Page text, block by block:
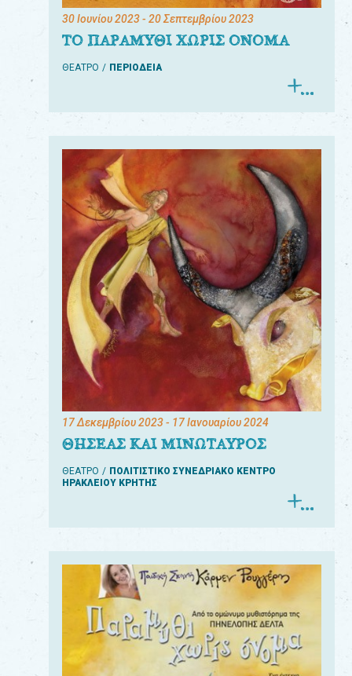
30 Ιουνίου 2023- 20 Σεπτεμβρίου 2023
ΤΟ ΠΑΡΑΜΥΘΙ ΧΩΡΙΣ ΟΝΟΜΑ
ΘΕΑΤΡΟ ΠΕΡΙΟΔΕΙΑ
17 Δεκεμβρίου 2023- 17 Ιανουαρίου 2024
ΘΗΣΕΑΣ ΚΑΙ ΜΙΝΩΤΑΥΡΟΣ
ΘΕΑΤΡΟ
ΠΟΛΙΤΙΣΤΙΚΟ ΣΥΝΕΔΡΙΑΚΟ ΚΕΝΤΡΟ
ΗΡΑΚΛΕΙΟΥ ΚΡΗΤΗΣ